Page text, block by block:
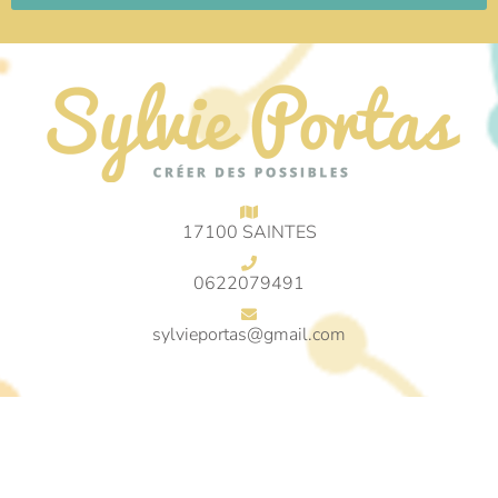
17100 SAINTES
0622079491
sylvieportas@gmail.com